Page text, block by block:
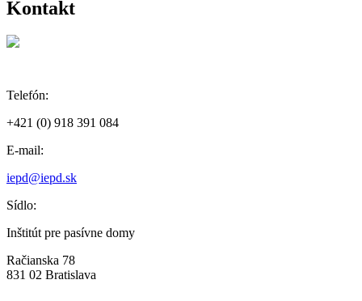
Kontakt
Telefón:
+421 (0) 918 391 084
E-mail:
iepd@iepd.sk
Sídlo:
Inštitút pre pasívne domy
Račianska 78
831 02 Bratislava